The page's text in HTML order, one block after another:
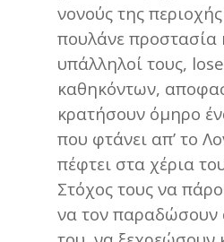
νονούς της
πουλάνε προστασία
υπάλληλοί τους,
καθηκόντων,
κρατήσουν όμηρο
που φτάνει απ’ το
πέφτει στα χέρια
Στόχος τους να
να τον παραδώσουν